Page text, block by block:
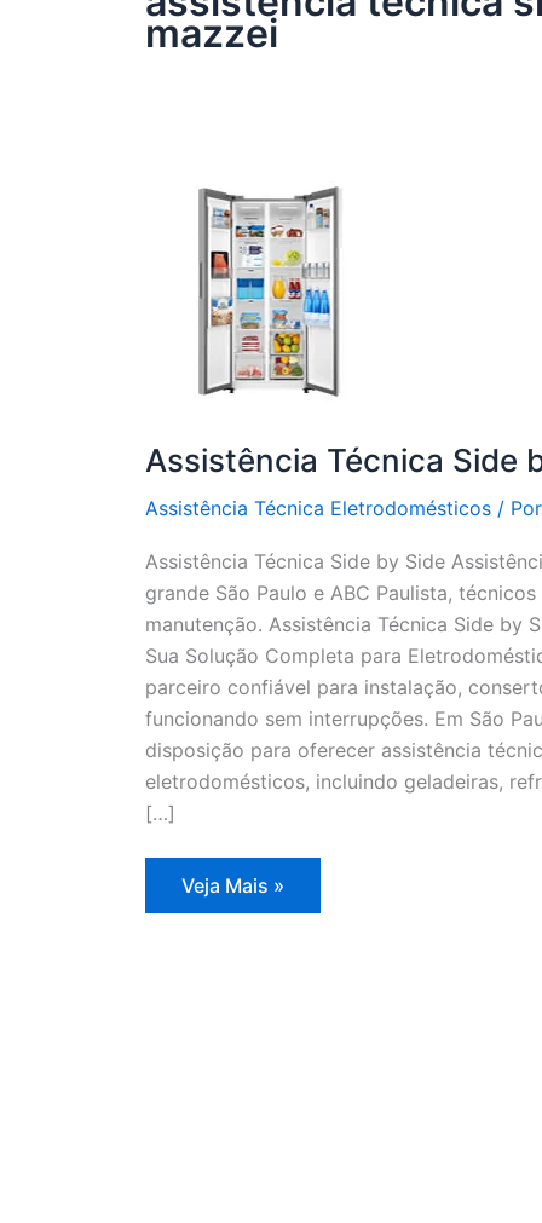
mazzei
Assistência Técnica Side
Assistência Técnica Eletrodomésticos /
Assistência Técnica Side by Side
grande São Paulo e ABC Paulista,
manutenção. Assistência Técnica Side by
Sua Solução Completa para
parceiro confiável para instalação,
funcionando sem interrupções. Em São
disposição para oferecer assistência
eletrodomésticos, incluindo geladeiras,
[…]
Assistência
Técnica
Veja Mais »